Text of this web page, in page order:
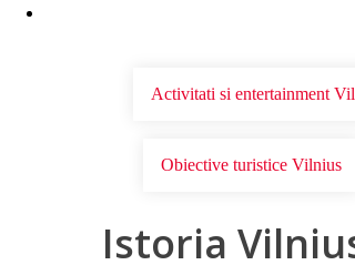
Activitati si entertainment
Obiective turistice Vilnius
Istoria